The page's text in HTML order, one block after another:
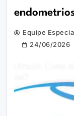
Equipe
24/06/2026